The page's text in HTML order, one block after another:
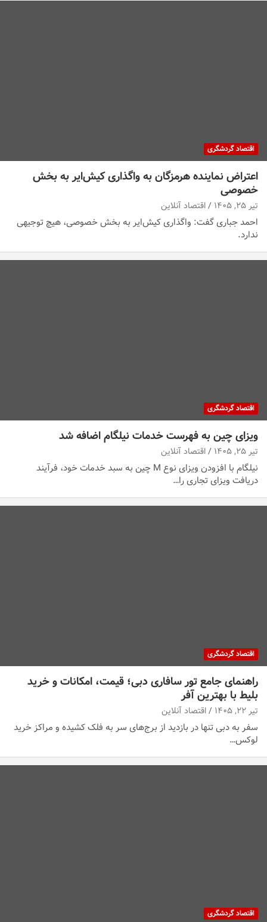
اقتصاد گردشگری
اعتراض نماینده هرمزگان به واگذاری کیش‌ایر به بخش
خصوصی
تیر ۲۵, ۱۴۰۵ اقتصاد آنلاین
احمد جباری گفت: واگذاری کیش‌ایر به بخش خصوصی، هیچ توجیهی
ندارد.
اقتصاد گردشگری
ویزای چین به فهرست خدمات نیلگام اضافه شد
تیر ۲۵, ۱۴۰۵ اقتصاد آنلاین
نیلگام با افزودن ویزای نوع M چین به سبد خدمات خود، فرآیند
دریافت ویزای تجاری را…
اقتصاد گردشگری
راهنمای جامع تور سافاری دبی؛ قیمت، امکانات و خرید
بلیط با بهترین آفر
تیر ۲۲, ۱۴۰۵ اقتصاد آنلاین
سفر به دبی تنها در بازدید از برج‌های سر به فلک کشیده و مراکز خرید
لوکس…
اقتصاد گردشگری